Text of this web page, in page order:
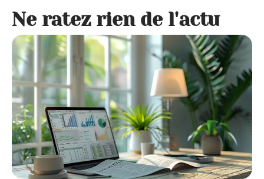
Ne ratez rien de l'actu